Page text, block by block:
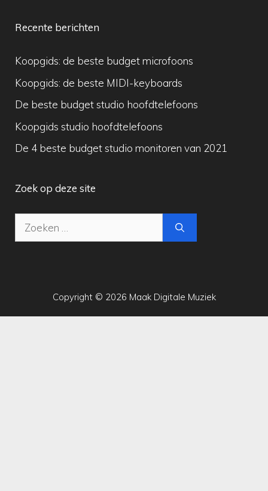
Recente berichten
Koopgids: de beste budget microfoons
Koopgids: de beste MIDI-keyboards
De beste budget studio hoofdtelefoons
Koopgids studio hoofdtelefoons
De 4 beste budget studio monitoren van 2021
Zoek op deze site
Zoek
naar:
Copyright © 2026 Maak Digitale Muziek